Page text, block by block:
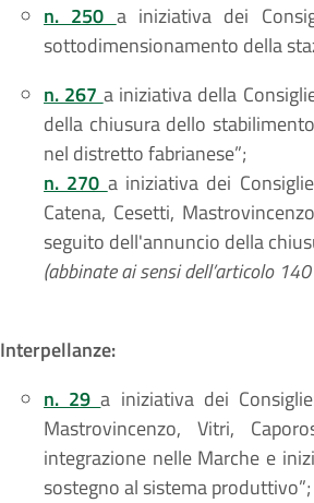
n. 250 a iniziativa dei
sottodimensionamento della
n. 267 a iniziativa della
della chiusura dello
nel distretto fabrianese”;
n. 270 a iniziativa dei
Catena, Cesetti,
seguito dell'annuncio della
(abbinate ai sensi dell’articolo
Interpellanze:
n. 29a iniziativa dei
Mastrovincenzo, Vitri,
integrazione nelle Marche e
sostegno al sistema produttivo”;